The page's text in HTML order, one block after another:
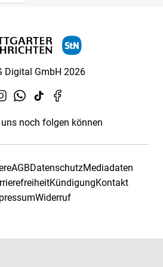
Digital GmbH 2026
noch folgen können
AGBDatenschutzMediadaten
KündigungKontakt
Widerruf